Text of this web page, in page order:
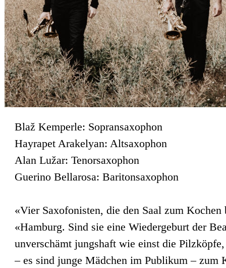
Blaž Kemperle: Sopransaxophon
Hayrapet Arakelyan: Altsaxophon
Alan Lužar: Tenorsaxophon
Guerino Bellarosa: Baritonsaxophon
«Vier Saxofonisten, die den Saal zum Kochen
«Hamburg. Sind sie eine Wiedergeburt der
unverschämt jungshaft wie einst die
– es sind junge Mädchen im Publikum –